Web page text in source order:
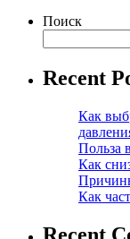
Поиск
Recent
Как
Польза
Как
Как